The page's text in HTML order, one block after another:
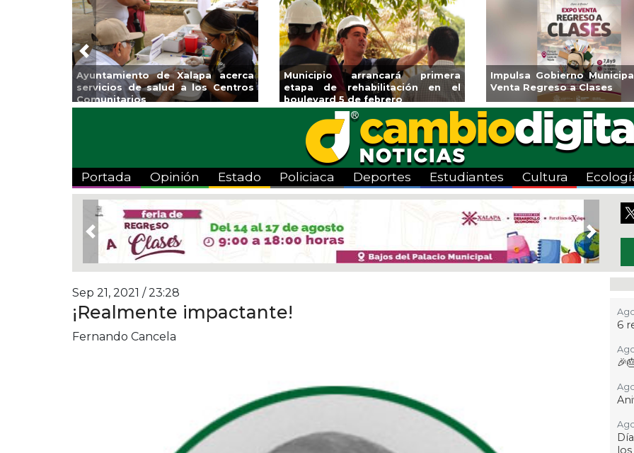
Invita Ayuntamiento de Veracruz
a Temporada de Artes “Escena
Viva”
Aplicará CMAS el Programa de
Tandeo durante agosto
Guarniciones y banquetas
colonia El Mango en Pánuco
Previous
Portada Opinión Estado Policiaca Deportes Estudiantes Cultura
Previous Next
Sep 21, 2021 / 23:28
¡Realmente impactante!
Fernando Cancela
6